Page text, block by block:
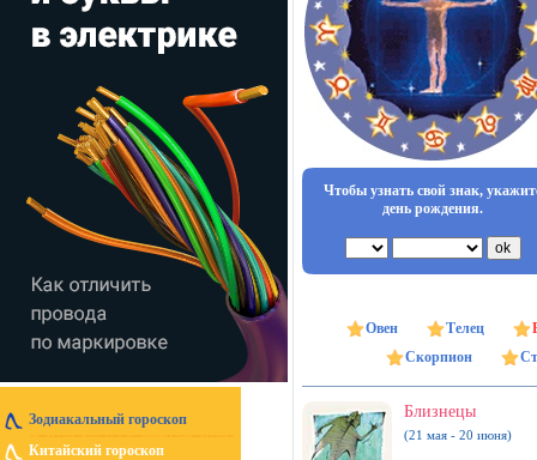
Зодиакальный гороскоп
Китайский гороскоп
Чтобы узнать свой знак,
день рождения.
Овен Телец
Скорпион
Близнецы
(21 мая - 20 июня)